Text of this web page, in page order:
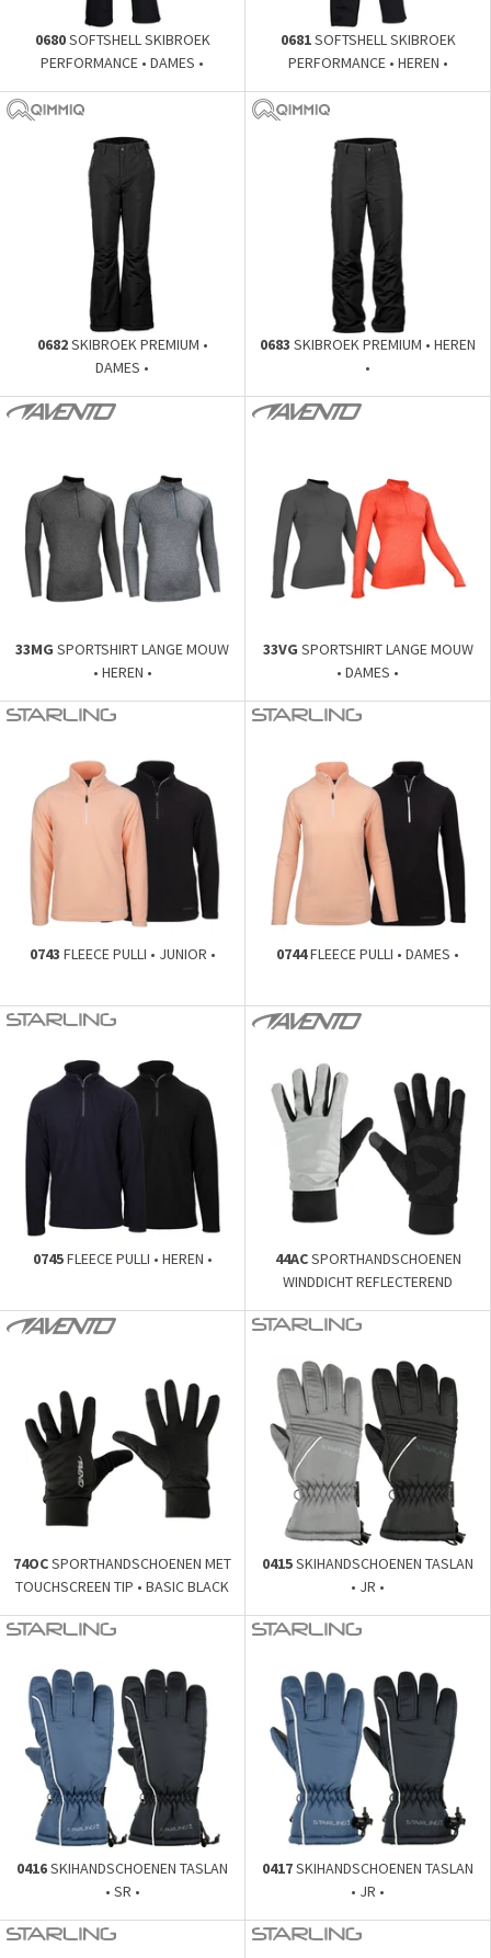
0680SOFTSHELL SKIBROEK
PERFORMANCE • DAMES •
0681SOFTSHELL SKIBROEK
PERFORMANCE • HEREN •
0682SKIBROEK PREMIUM •
DAMES •
0683 SKIBROEK PREMIUM • HEREN
•
33MG SPORTSHIRT LANGE MOUW
• HEREN •
33VG SPORTSHIRT LANGE MOUW
• DAMES •
0743 FLEECE PULLI • JUNIOR • 0744FLEECE PULLI • DAMES •
0745FLEECE PULLI • HEREN • 44ACSPORTHANDSCHOENEN
WINDDICHT REFLECTEREND
74OCSPORTHANDSCHOENEN MET
TOUCHSCREEN TIP • BASIC BLACK
0415SKIHANDSCHOENEN TASLAN
• JR •
0416SKIHANDSCHOENEN TASLAN
• SR •
0417SKIHANDSCHOENEN TASLAN
• JR •